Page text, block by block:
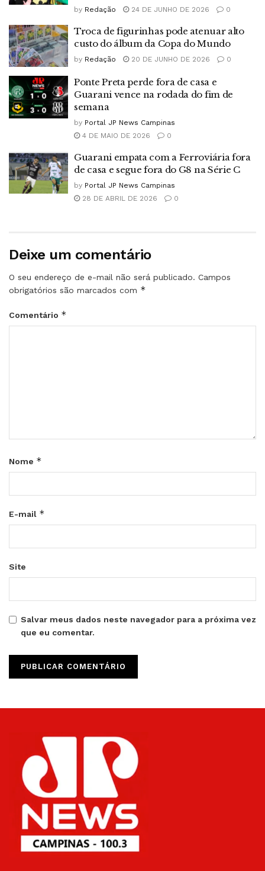
by Redação 24 DE JUNHO DE 2026 0
Troca de figurinhas pode atenuar alto
custo do álbum da Copa do Mundo
by Redação 20 DE JUNHO DE 2026 0
Ponte Preta perde fora de casa e
Guarani vence na rodada do fim de
semana
by Portal JP News Campinas
4 DE MAIO DE 2026
0
Guarani empata com a Ferroviária fora
de casa e segue fora do G8 na Série C
by Portal JP News Campinas
28 DE ABRIL DE 2026
0
Deixe um comentário
O seu endereço de e-mail não será publicado. Campos
obrigatórios são marcados com *
Comentário *
Nome *
E-mail *
Site
Salvar meus dados neste navegador para a próxima vez
que eu comentar.